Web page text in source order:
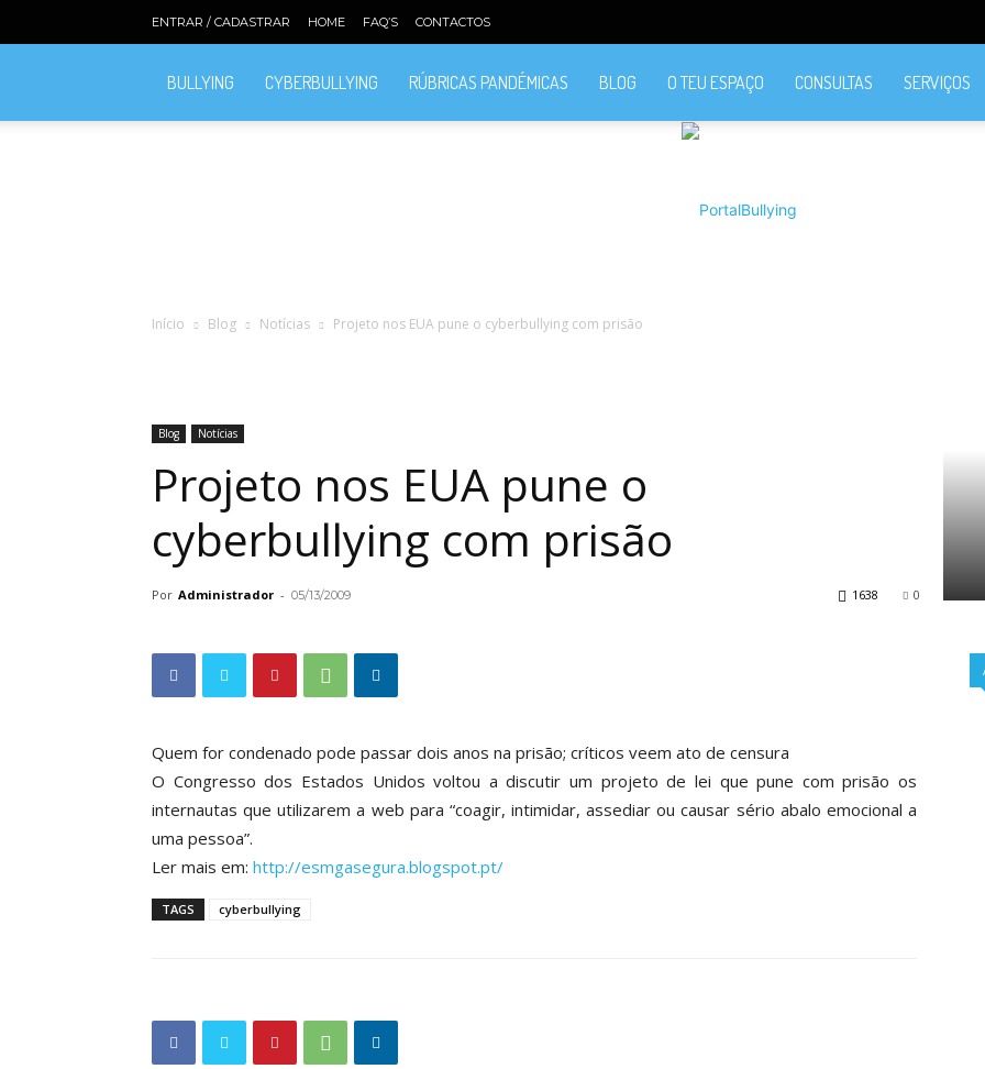
ENTRAR / CADASTRAR HOME FAQ’S CONTACTOS
BULLYING CYBERBULLYING RÚBRICAS PANDÉMICAS BLOG O TEU ESPAÇO CONSULTAS SERVIÇOS
Início Blog Notícias Projeto nos EUA pune o cyberbullying com prisão
Blog Notícias
Projeto nos EUA pune o
cyberbullying com prisão
Por Administrador - 05/13/2009 0
1638
Quem for condenado pode passar dois anos na prisão; críticos veem ato de censura
O Congresso dos Estados Unidos voltou a discutir um projeto de lei que pune com prisão os
internautas que utilizarem a web para “coagir, intimidar, assediar ou causar sério abalo emocional a
uma pessoa”.
Ler mais em: http://esmgasegura.blogspot.pt/
TAGS cyberbullying